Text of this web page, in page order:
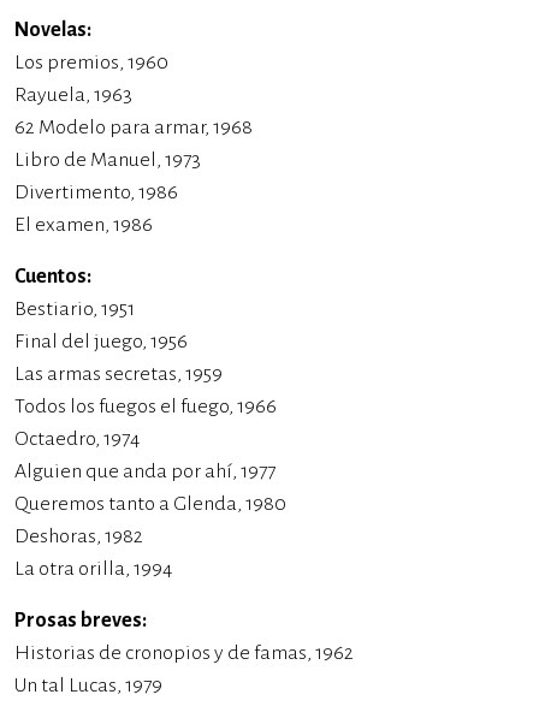
Novelas:
Los premios, 1960
Rayuela, 1963
62 Modelo para armar, 1968
Libro de Manuel, 1973
Divertimento, 1986
El examen, 1986
Cuentos:
Bestiario, 1951
Final del juego, 1956
Las armas secretas, 1959
Todos los fuegos el fuego, 1966
Octaedro, 1974
Alguien que anda por ahí, 1977
Queremos tanto a Glenda, 1980
Deshoras, 1982
La otra orilla, 1994
Prosas breves:​
Historias de cronopios y de famas, 1962
Un tal Lucas, 1979